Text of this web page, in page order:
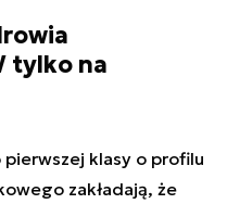
tylko na
klasy o profilu
zakładają, że